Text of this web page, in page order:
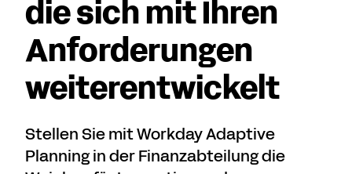
die sich mit Ihren
Anforderungen
weiterentwickelt
Stellen Sie mit Workday Adaptive
Planning in der Finanzabteilung die